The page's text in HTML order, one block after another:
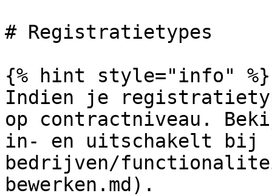
# Registratietypes
{% hint style="info" %}
Indien je
op contractniveau.
in- en uitschakelt bij
bedrijven/
bewerken.md).